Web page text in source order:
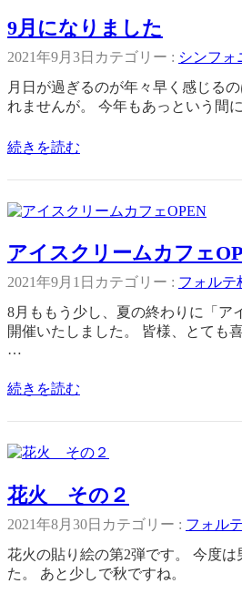
9月になりました
2021年9月3日 カテゴリー : シンフォ
月日が過ぎるのが年々早く感じる
れませんが。 今年もあっという間
続きを読む
アイスクリームカフェ
2021年9月1日 カテゴリー : フォルテ
8月ももう少し、夏の終わりに「ア
開催いたしました。 皆様、とても
…
続きを読む
花火 その２
2021年8月30日 カテゴリー : フォル
花火の貼り絵の第2弾です。 今度
た。 あと少しで秋ですね。